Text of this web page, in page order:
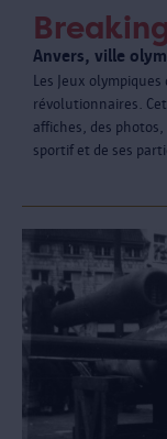
Anvers, ville
Les Jeux
révolutionnaires.
affiches, des
sportif et de ses